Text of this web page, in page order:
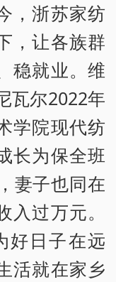
，浙苏家纺
，让各族群
稳就业。维
瓦尔2022年
学院现代纺
长为保全班
妻子也同在
过万元。
好日子在远
活就在家乡